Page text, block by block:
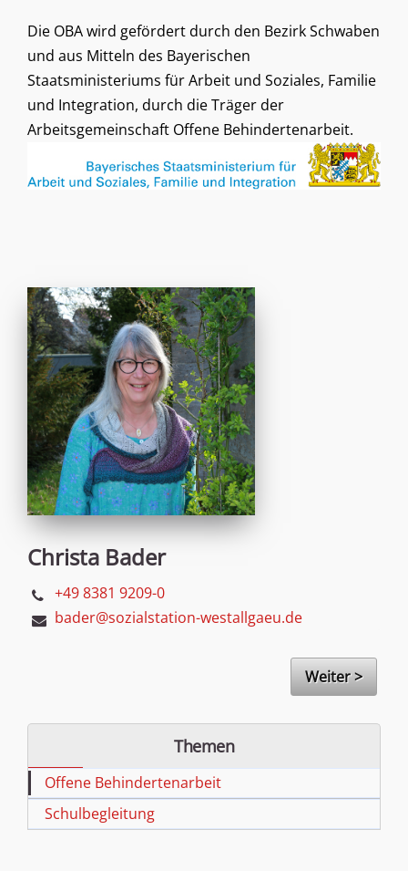
Die OBA wird gefördert durch den Bezirk Schwaben
und aus Mitteln des Bayerischen
Staatsministeriums für Arbeit und Soziales, Familie
und Integration, durch die Träger der
Arbeitsgemeinschaft Offene Behindertenarbeit.
Christa Bader
+49 8381 9209-0
bader@sozialstation-westallgaeu.de
Weiter >
Themen
Offene Behindertenarbeit
Schulbegleitung